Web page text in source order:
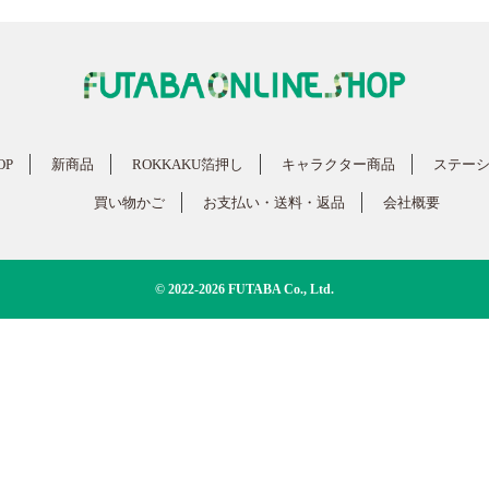
新商品 ROKKAKU箔押し キャラクター商品 ステー
買い物かご お支払い・送料・返品 会社概要
© 2022-2026 FUTABA Co., Ltd.